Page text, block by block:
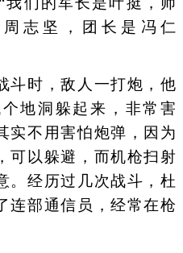
志坚，团长是冯仁
时，敌人一打炮，他
地洞躲起来，非常害
实不用害怕炮弹，因为
可以躲避，而机枪扫射
。经历过几次战斗，杜
连部通信员，经常在枪